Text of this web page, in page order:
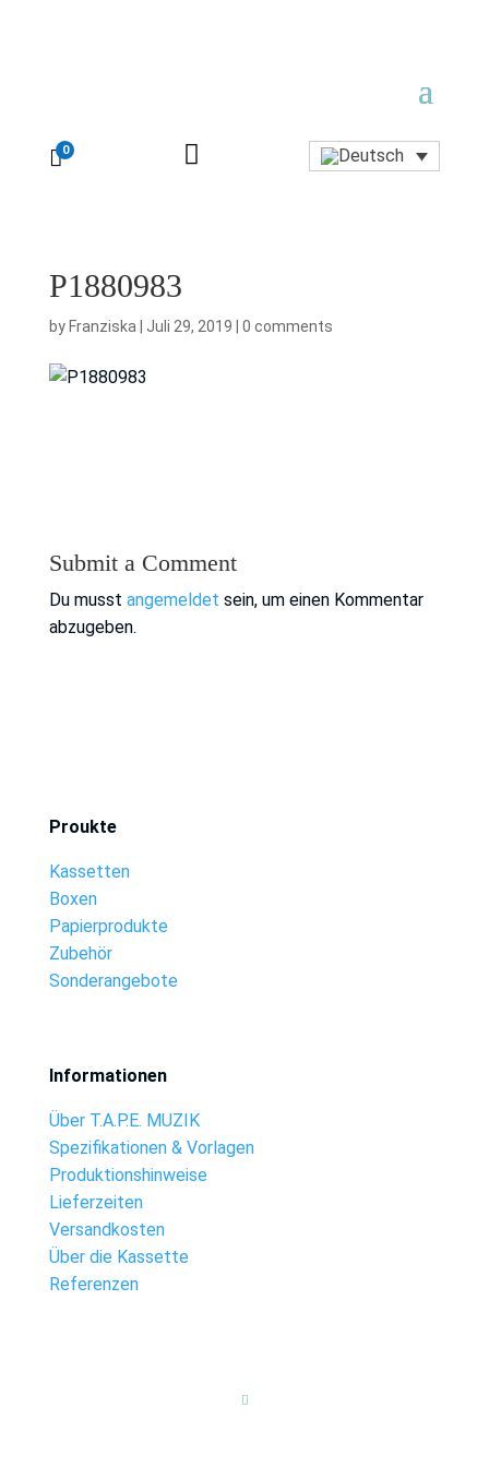
0 
P1880983
by Franziska Juli 29, 2019 0 comments
Submit a Comment
Du musst angemeldet sein, um einen Kommentar
abzugeben.
Proukte
Kassetten
Boxen
Papierprodukte
Zubehör
Sonderangebote
Informationen
Über T.A.P.E. MUZIK
Spezifikationen & Vorlagen
Produktionshinweise
Lieferzeiten
Versandkosten
Über die Kassette
Referenzen
